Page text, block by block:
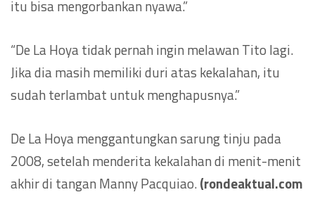
itu bisa mengorbankan nyawa.”
“De La Hoya tidak pernah ingin melawan Tito lagi.
Jika dia masih memiliki duri atas kekalahan, itu
sudah terlambat untuk menghapusnya.”
De La Hoya menggantungkan sarung tinju pada
2008, setelah menderita kekalahan di menit-menit
akhir di tangan Manny Pacquiao.(rondeaktual.com